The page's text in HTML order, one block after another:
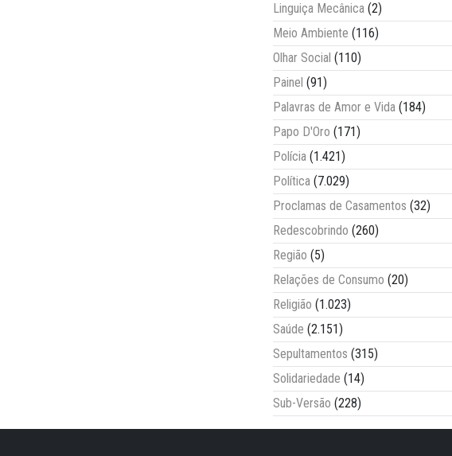
Linguiça Mecânica (2)
Meio Ambiente (116)
Olhar Social (110)
Painel (91)
Palavras de Amor e Vida (184)
Papo D'Oro (171)
Polícia (1.421)
Política (7.029)
Proclamas de Casamentos (32)
Redescobrindo (260)
Região (5)
Relações de Consumo (20)
Religião (1.023)
Saúde (2.151)
Sepultamentos (315)
Solidariedade (14)
Sub-Versão (228)